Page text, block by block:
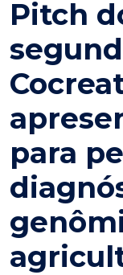
Pitch
para